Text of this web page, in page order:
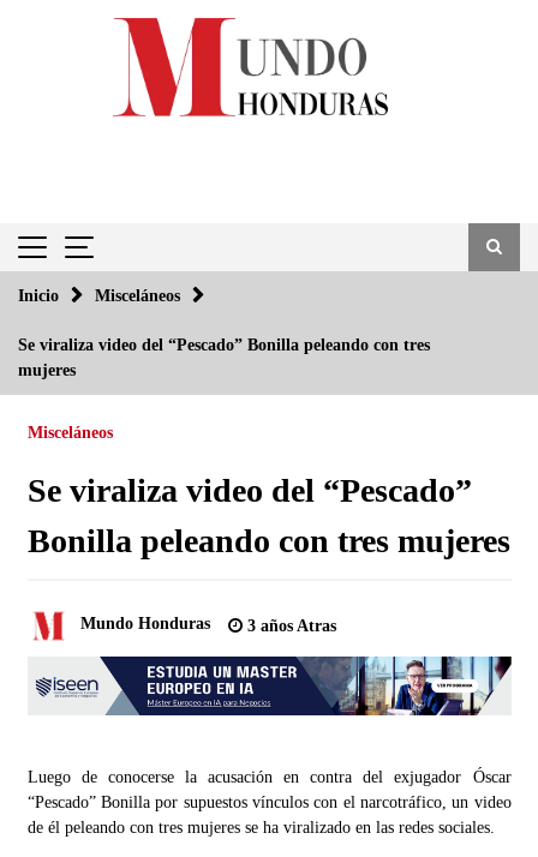
Inicio Misceláneos
Se viraliza video del “Pescado” Bonilla peleando con tres
mujeres
Misceláneos
Se viraliza video del “Pescado”
Bonilla peleando con tres mujeres
Mundo Honduras 3 años Atras
Luego de conocerse la acusación en contra del exjugador Óscar
“Pescado” Bonilla por supuestos vínculos con el narcotráfico, un video
de él peleando con tres mujeres se ha viralizado en las redes sociales.